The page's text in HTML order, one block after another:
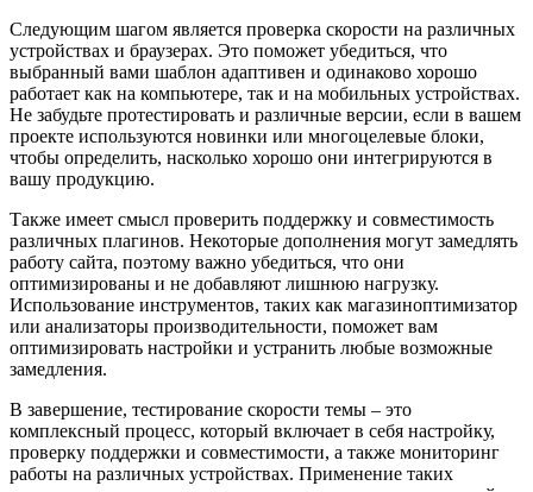
Следующим шагом является проверка скорости на различных
устройствах и браузерах. Это поможет убедиться, что
выбранный вами шаблон адаптивен и одинаково хорошо
работает как на компьютере, так и на мобильных устройствах.
Не забудьте протестировать и различные версии, если в вашем
проекте используются новинки или многоцелевые блоки,
чтобы определить, насколько хорошо они интегрируются в
вашу продукцию.
Также имеет смысл проверить поддержку и совместимость
различных плагинов. Некоторые дополнения могут замедлять
работу сайта, поэтому важно убедиться, что они
оптимизированы и не добавляют лишнюю нагрузку.
Использование инструментов, таких как магазиноптимизатор
или анализаторы производительности, поможет вам
оптимизировать настройки и устранить любые возможные
замедления.
В завершение, тестирование скорости темы – это
комплексный процесс, который включает в себя настройку,
проверку поддержки и совместимости, а также мониторинг
работы на различных устройствах. Применение таких